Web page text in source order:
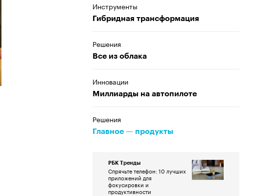
Инструменты
Гибридная трансформация
Решения
Все из облака
Инновации
Миллиарды на автопилоте
Решения
Главное — продукты
РБК Тренды
Спрячьте телефон: 10 лучших
приложений для
фокусировки и
продуктивности